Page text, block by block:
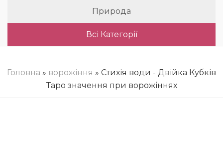
Природа
Всі Категорії
Головна » ворожіння » Стихія води - Двійка Кубків
Таро значення при ворожіннях